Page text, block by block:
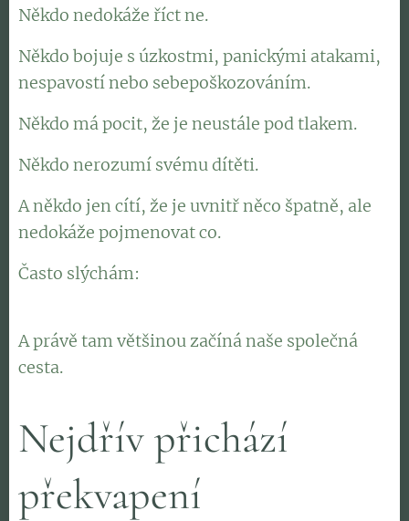
Někdo nedokáže říct ne.
Někdo bojuje s úzkostmi, panickými atakami,
nespavostí nebo sebepoškozováním.
Někdo má pocit, že je neustále pod tlakem.
Někdo nerozumí svému dítěti.
A někdo jen cítí, že je uvnitř něco špatně, ale
nedokáže pojmenovat co.
Často slýchám: 👉
A právě tam většinou začíná naše společná
cesta.
Nejdřív přichází
překvapení